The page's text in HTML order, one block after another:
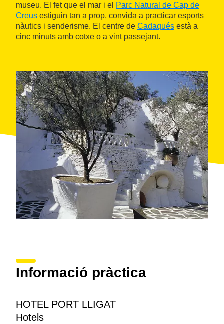
museu. El fet que el mar i el Parc Natural de Cap de
Creus estiguin tan a prop, convida a practicar esports
nàutics i senderisme. El centre de Cadaqués està a
cinc minuts amb cotxe o a vint passejant.
Informació pràctica
HOTEL PORT LLIGAT
Hotels